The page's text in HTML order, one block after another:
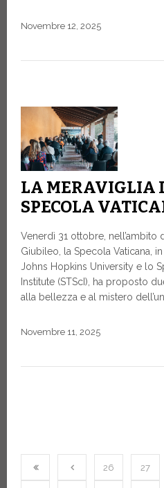
Novembre 12, 2025
LA MERAVIGLIA
SPECOLA
Venerdì 31 ottobre,
Giubileo, la Specola Vaticana,
Johns Hopkins University e lo
Institute (STScI), ha proposto
alla bellezza e al mistero
Novembre 11, 2025
26 27